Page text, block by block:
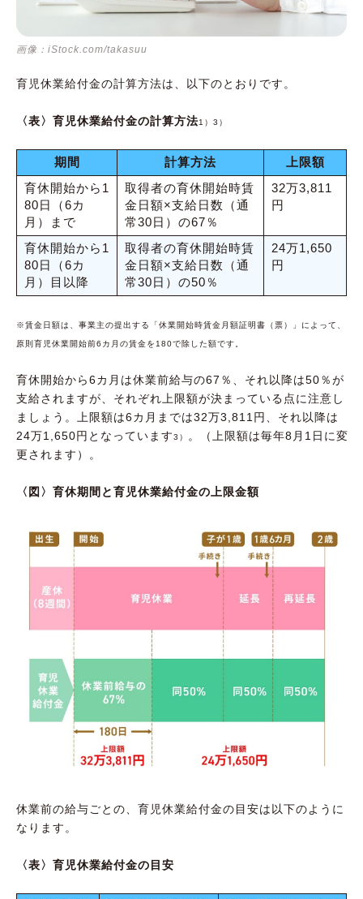
画像：iStock.com/takasuu
育児休業給付金の計算方法は、以下のとおりです。
〈表〉育児休業給付金の計算方法1）3）
期間 計算方法
上限額
育休開始から1
80日（6カ
月）まで
取得者の育休開始時賃
金日額×支給日数（通
常30日）の67％
32万3,811
円
育休開始から1
80日（6カ
月）目以降
取得者の育休開始時賃
金日額×支給日数（通
常30日）の50％
24万1,650
円
※賃金日額は、事業主の提出する「休業開始時賃金月額証明書（票）」によって、
原則育児休業開始前6カ月の賃金を180で除した額です。
育休開始から6カ月は休業前給与の67％、それ以降は50％が
支給されますが、それぞれ上限額が決まっている点に注意し
ましょう。上限額は6カ月までは32万3,811円、それ以降は
24万1,650円となっています3） 。（上限額は毎年8月1日に変
更されます）。
〈図〉育休期間と育児休業給付金の上限金額
休業前の給与ごとの、育児休業給付金の目安は以下のように
なります。
〈表〉育児休業給付金の目安